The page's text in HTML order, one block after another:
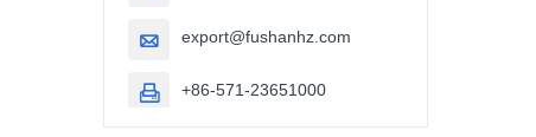
 export@fushanhz.com
 +86-571-23651000